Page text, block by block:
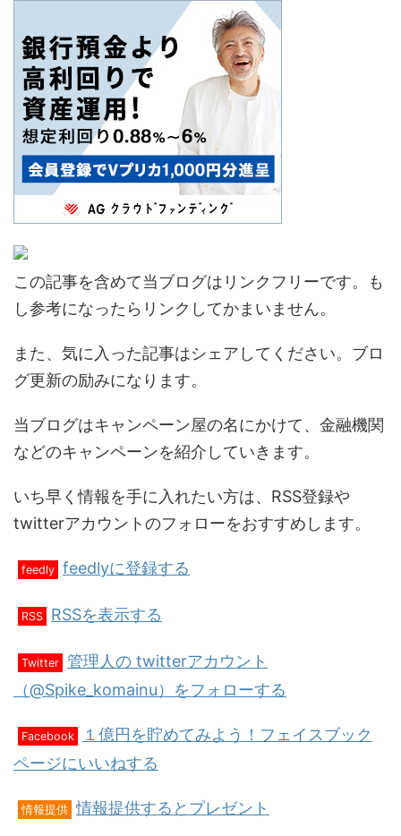
この記事を含めて当ブログはリンクフリーです。も
し参考になったらリンクしてかまいません。
また、気に入った記事はシェアしてください。ブロ
グ更新の励みになります。
当ブログはキャンペーン屋の名にかけて、金融機関
などのキャンペーンを紹介していきます。
いち早く情報を手に入れたい方は、RSS登録や
twitterアカウントのフォローをおすすめします。
feedly feedlyに登録する
RSS RSSを表示する
Twitter 管理人の twitterアカウント
（@Spike_komainu）をフォローする
Facebook
１億円を貯めてみよう！フェイスブック
ページにいいねする
情報提供 情報提供するとプレゼント